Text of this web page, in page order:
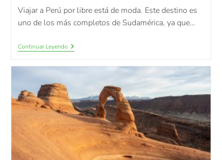
Viajar a Perú por libre está de moda. Este destino es
uno de los más completos de Sudamérica, ya que…
Continuar Leyendo